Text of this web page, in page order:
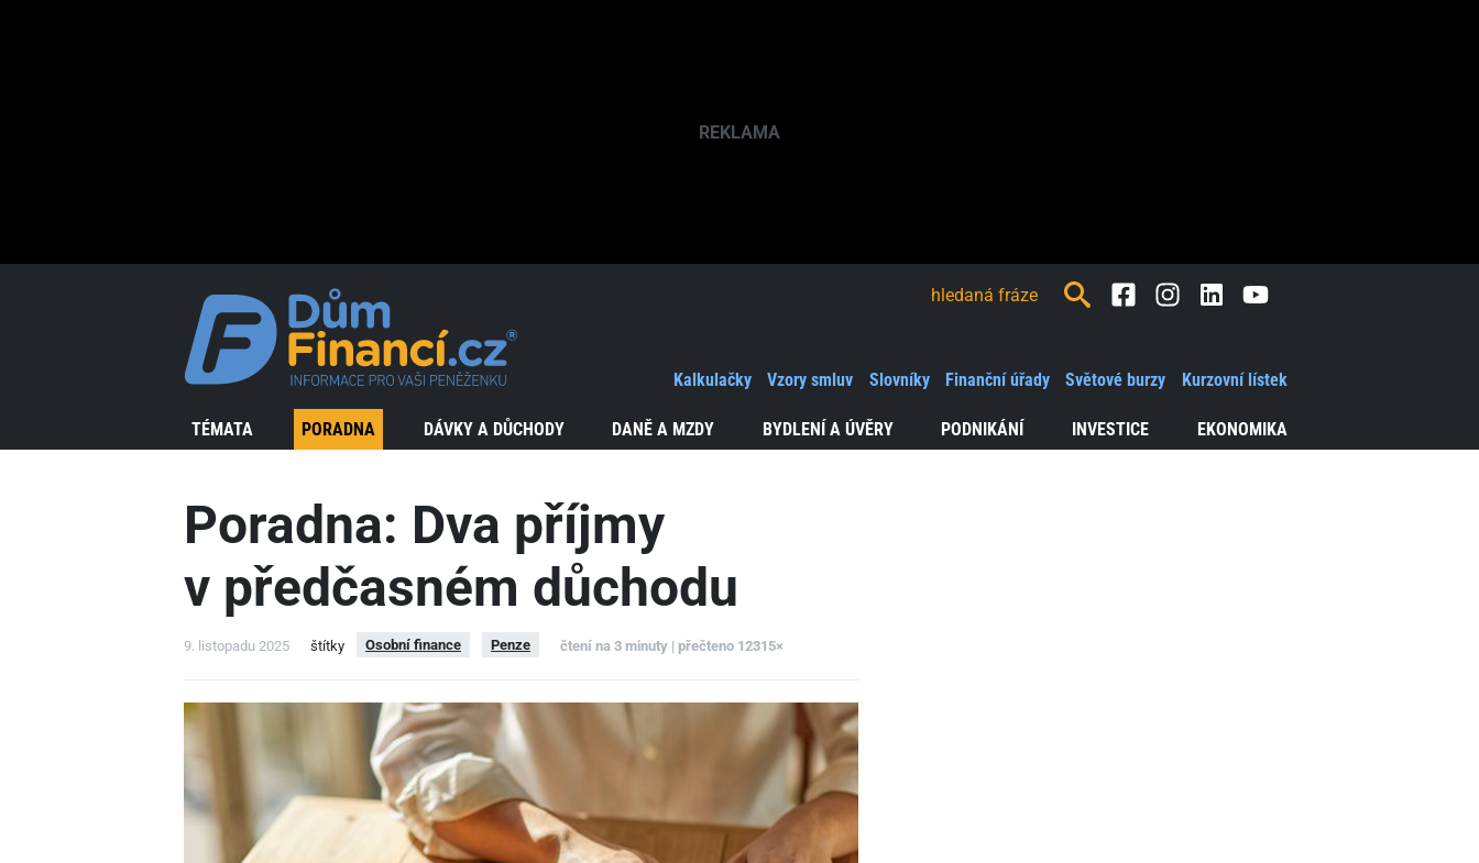
TÉMATA PORADNA DÁVKY A DŮCHODY DANĚ A MZDY BYDLENÍ A ÚVĚRY PODNIKÁNÍ INVESTICE EKONOMIKA
Kalkulačky Vzory smluv Slovníky Finanční úřady Světové burzy Kurzovní lístek
FacebookInstagramLinkedInYoutube
Poradna: Dva příjmy
v předčasném důchodu
9. listopadu 2025 štítky Osobní finance Penze čtení na 3 minuty | přečteno 12315×